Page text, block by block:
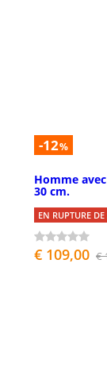
-12%
Homme
30 cm.
EN RUPTURE
€ 109,00 €